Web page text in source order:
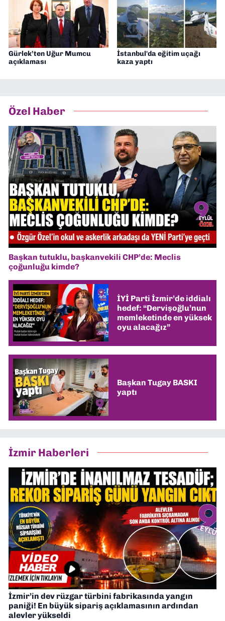
Gürlek’ten Uğur Mumcu
açıklaması
İstanbul'da eğitim uçağı
kaza yaptı
Özel Haber
Başkan tutuklu, başkanvekili CHP’de: Meclis
çoğunluğu kimde?
İYİ Parti İzmir’de iddialı
hedef: “Dervişoğlu’nun
memleketinde en yüksek
oyu alacağız”
Başkan Tugay BASKI
yaptı
İzmir Haberleri
İzmir’in dev rüzgar türbini fabrikasında yangın
paniği! En büyük sipariş açıklamasının ardından
alevler yükseldi